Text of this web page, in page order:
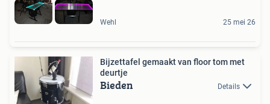
Wehl 25 mei 26
Bijzettafel gemaakt van floor tom met
deurtje
Bieden Details